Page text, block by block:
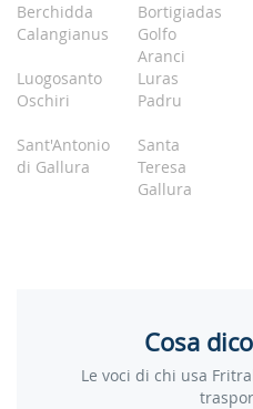
Berchidda
Bortigiadas
Calangianus
Golfo
Aranci
Luogosanto
Luras
Oschiri
Padru
Sant'Antonio
di Gallura
Santa
Teresa
Gallura
Cosa
Le voci di chi usa